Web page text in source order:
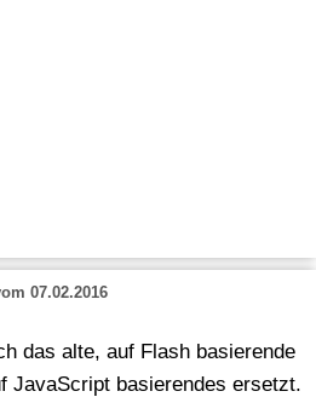
07.02.2016
das alte, auf Flash basierende
JavaScript basierendes ersetzt.